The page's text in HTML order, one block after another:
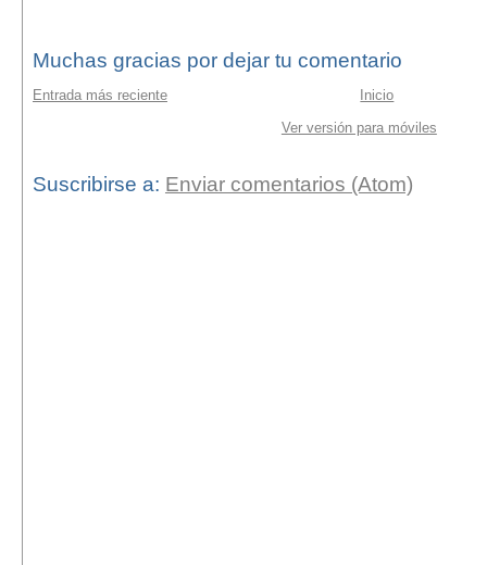
Muchas gracias por dejar tu comentario
Entrada más reciente
Inicio
Ver versión para móviles
Suscribirse a: Enviar comentarios (Atom)